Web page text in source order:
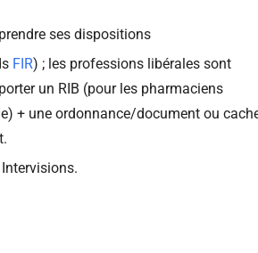
ses dispositions
FIR) ; les professions libérales sont
un RIB (pour les pharmaciens
+ une ordonnance/document ou